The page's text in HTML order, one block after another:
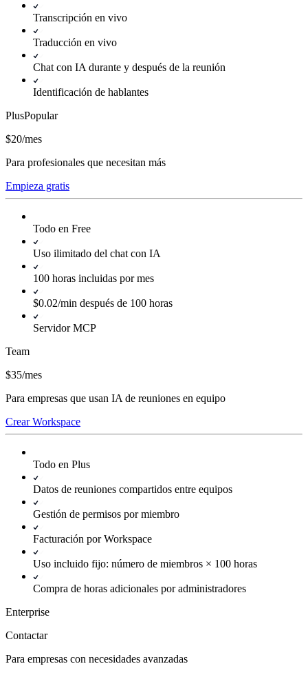
Transcripción en vivo
Traducción en vivo
Chat con IA durante y después de la reunión
Identificación de hablantes
PlusPopular
$20/mes
Para profesionales que necesitan más
Empieza gratis
Todo en Free
Uso ilimitado del chat con IA
100 horas incluidas por mes
$0.02/min después de 100 horas
Servidor MCP
Team
$35/mes
Para empresas que usan IA de reuniones en equipo
Crear Workspace
Todo en Plus
Datos de reuniones compartidos entre equipos
Gestión de permisos por miembro
Facturación por Workspace
Uso incluido fijo: número de miembros × 100 horas
Compra de horas adicionales por administradores
Enterprise
Contactar
Para empresas con necesidades avanzadas